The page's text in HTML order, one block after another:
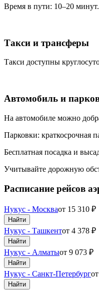
Время в пути: 10–20 минут.
Такси и трансферы
Такси доступны
Автомобиль и
На автомобиле можно
Парковки: краткосрочная
Бесплатная посадка и
Учитывайте дорожную
Расписание рейсов
Нукус - Москваот 15 310 ₽
Найти
Нукус - Ташкентот 4 378 ₽
Найти
Нукус - Алматыот 9 073 ₽
Найти
Нукус - Санкт-Петербургот
Найти